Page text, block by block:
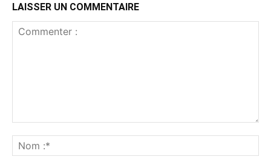
LAISSER UN COMMENTAIRE